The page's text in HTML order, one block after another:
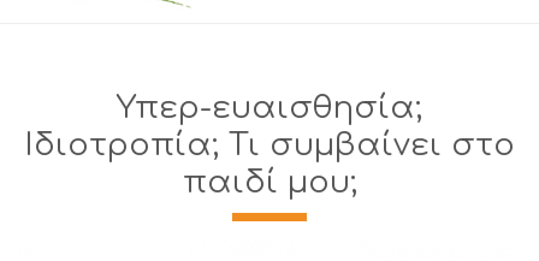
Υπερ-ευαισθησία;
Ιδιοτροπία; Τι συμβαίνει στο
παιδί μου;